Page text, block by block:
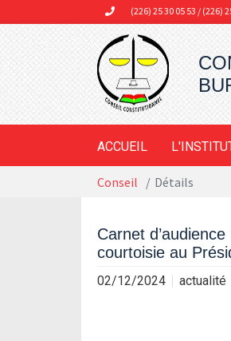
Aller au contenu principal(226) 25 30 05 53 / (226)
ACCUEIL
Vous êtes ici:
Conseil Détails
Carnet
courtoisie au
02/12/2024 actualité